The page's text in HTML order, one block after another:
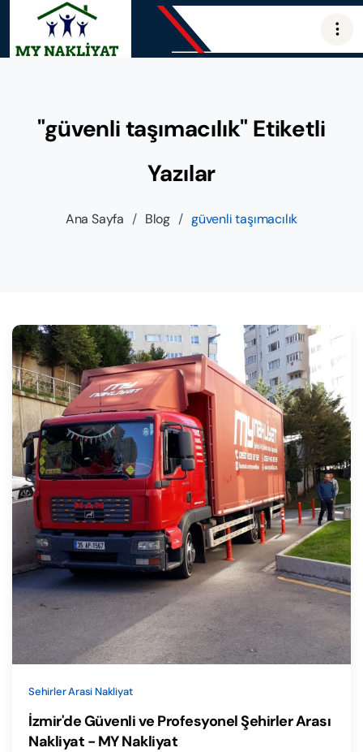
"güvenli taşımacılık" Etiketli
Yazılar
Ana Sayfa / Blog / güvenli taşımacılık
Sehirler Arasi Nakliyat
İzmir'de Güvenli ve Profesyonel Şehirler Arası
Nakliyat - MY Nakliyat